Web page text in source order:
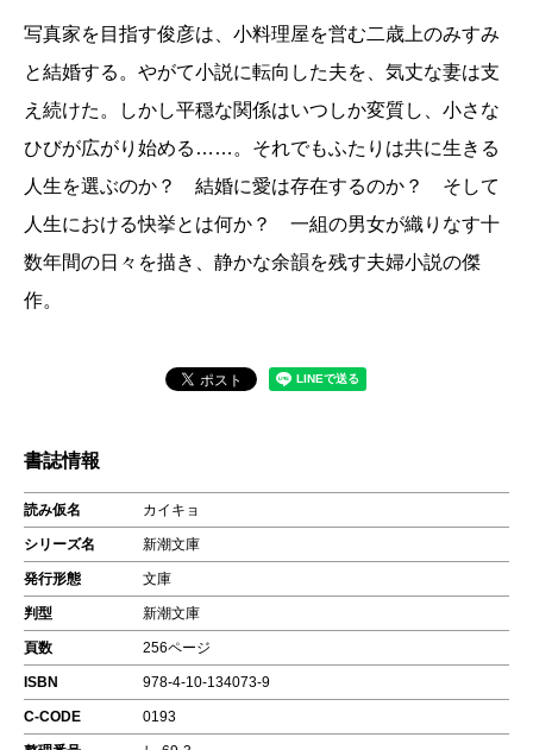
写真家を目指す俊彦は、小料理屋を営む二歳上のみすみ
と結婚する。やがて小説に転向した夫を、気丈な妻は支
え続けた。しかし平穏な関係はいつしか変質し、小さな
ひびが広がり始める……。それでもふたりは共に生きる
人生を選ぶのか？ 結婚に愛は存在するのか？ そして
人生における快挙とは何か？ 一組の男女が織りなす十
数年間の日々を描き、静かな余韻を残す夫婦小説の傑
作。
書誌情報
読み仮名 カイキョ
シリーズ名 新潮文庫
発行形態 文庫
判型 新潮文庫
頁数 256ページ
ISBN 978-4-10-134073-9
C-CODE 0193